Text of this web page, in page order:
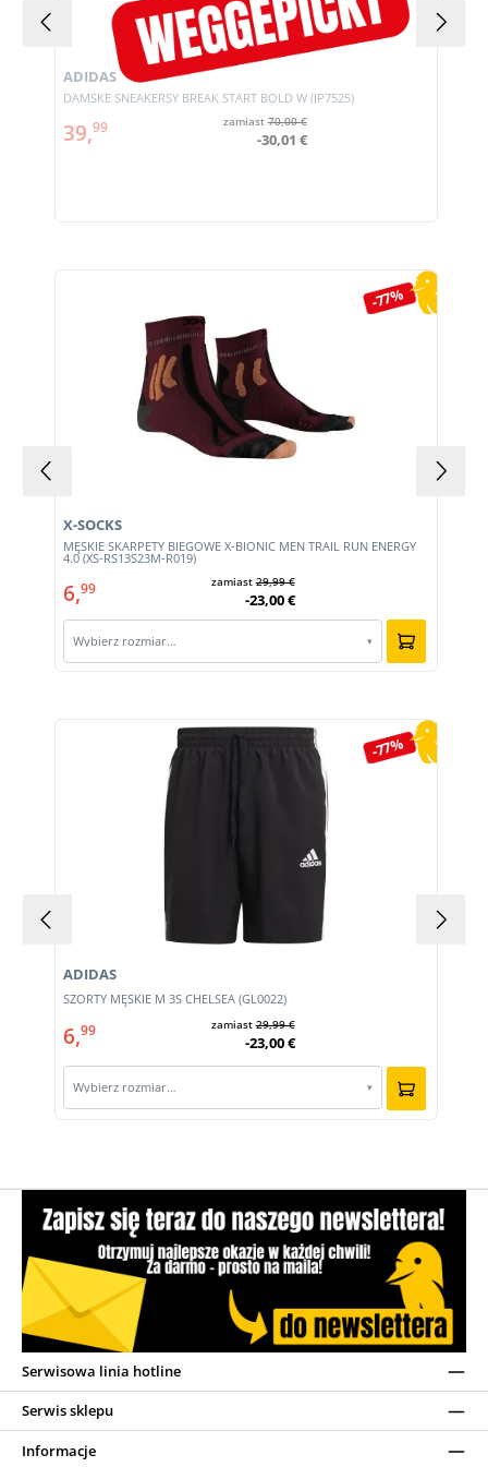
DAMSKE SNEAKERSY BREAK START BOLD W (JP7525)
ADIDAS
39,99 zamiast70,00 €
-30,01 €
-77%
MĘSKIE SKARPETY BIEGOWE X-BIONIC MEN TRAIL RUN ENERGY
4.0 (XS-RS13S23M-R019)
X-SOCKS
6,99 zamiast29,99 €
-23,00 €
Wybierz rozmiar… ▾
Pomiń galerię produktów
-77%
SZORTY MĘSKIE M 3S CHELSEA (GL0022)
ADIDAS
6,99 zamiast29,99 €
-23,00 €
Wybierz rozmiar… ▾
Serwisowa linia hotline
Serwis sklepu
Informacje